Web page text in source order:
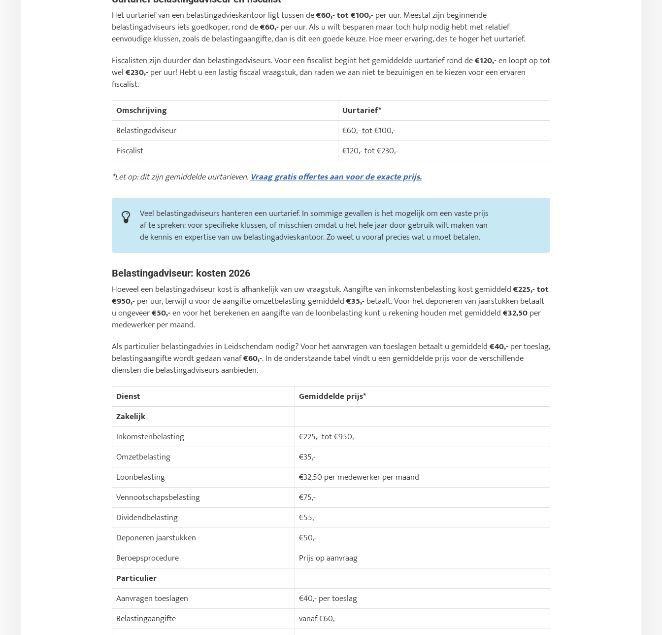
Het uurtarief van een belastingadvieskantoor ligt tussen de€60,- tot €100,-per uur. Meestal zijn beginnende
belastingadviseurs iets goedkoper, rond de€60,-per uur. Als u wilt besparen maar toch hulp nodig hebt met relatief
eenvoudige klussen, zoals de belastingaangifte, dan is dit een goede keuze. Hoe meer ervaring, des te hoger het uurtarief.
Fiscalisten zijn duurder dan belastingadviseurs. Voor een fiscalist begint het gemiddelde uurtarief rond de€120,-en loopt op tot
wel€230,-per uur! Hebt u een lastig fiscaal vraagstuk, dan raden we aan niet te bezuinigen en te kiezen voor een ervaren
fiscalist.
Omschrijving
Uurtarief*
Belastingadviseur
€60,- tot €100,-
Fiscalist
€120,- tot €230,-
*Let op: dit zijn gemiddelde uurtarieven.Vraag gratis offertes aan voor de exacte prijs.
Veel belastingadviseurs hanteren een uurtarief. In sommige gevallen is het mogelijk om een vaste prijs
af te spreken: voor specifieke klussen, of misschien omdat u het hele jaar door gebruik wilt maken van
de kennis en expertise van uw belastingadvieskantoor. Zo weet u vooraf precies wat u moet betalen.
Belastingadviseur: kosten 2026
Hoeveel een belastingadviseur kost is afhankelijk van uw vraagstuk. Aangifte van inkomstenbelasting kost gemiddeld€225,- tot
€950,-per uur, terwijl u voor de aangifte omzetbelasting gemiddeld€35,-betaalt. Voor het deponeren van jaarstukken betaalt
u ongeveer€50,-en voor het berekenen en aangifte van de loonbelasting kunt u rekening houden met gemiddeld€32,50per
medewerker per maand.
Als particulier belastingadvies in Leidschendam nodig? Voor het aanvragen van toeslagen betaalt u gemiddeld€40,-per toeslag,
belastingaangifte wordt gedaan vanaf€60,-. In de onderstaande tabel vindt u een gemiddelde prijs voor de verschillende
diensten die belastingadviseurs aanbieden.
Dienst
Gemiddelde prijs*
Zakelijk
Inkomstenbelasting
€225,- tot €950,-
Omzetbelasting
€35,-
Loonbelasting
€32,50 per medewerker per maand
Vennootschapsbelasting
€75,-
Dividendbelasting
€55,-
Deponeren jaarstukken
€50,-
Beroepsprocedure
Prijs op aanvraag
Particulier
Aanvragen toeslagen
€40,- per toeslag
Belastingaangifte
vanaf €60,-